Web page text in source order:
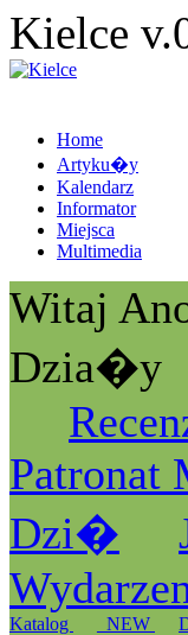
Kielce
Home
Artyku�y
Kalendarz
Informator
Miejsca
Multimedia
Witaj
Dzia�y
Patronat
Dzi�
Katalog _NEW